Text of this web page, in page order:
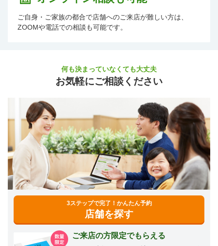
ご自身・ご家族の都合で店舗へのご来店が難しい方は、
ZOOMや電話での相談も可能です。
何も決まっていなくても大丈夫
お気軽にご相談ください
3ステップで完了！かんたん予約
店舗を探す
ご来店の方限定でもらえる